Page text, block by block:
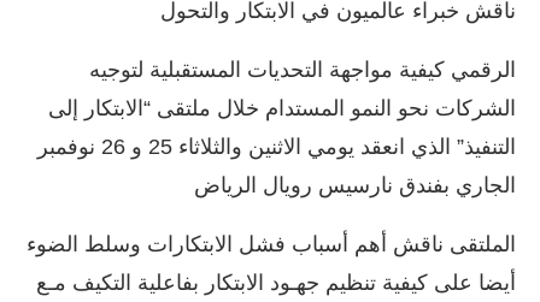
ناقش خبراء عالميون في الابتكار والتحول
الرقمي كيفية مواجهة التحديات المستقبلية لتوجيه
الشركات نحو النمو المستدام خلال ملتقى “الابتكار إلى
التنفيذ” الذي انعقد يومي الاثنين والثلاثاء 25 و 26 نوفمبر
الجاري بفندق نارسيس رويال الرياض
الملتقى ناقش أهم أسباب فشل الابتكارات وسلط الضوء
أيضا على كيفية تنظيم جهـود الابتكار بفاعلية التكيف مـع